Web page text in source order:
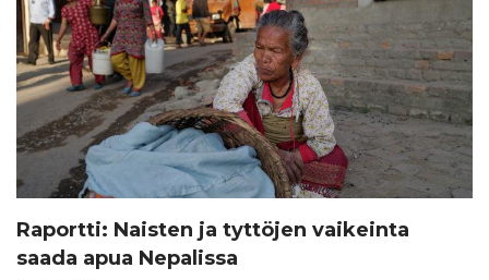
Raportti: Naisten ja tyttöjen vaikeinta
saada apua Nepalissa